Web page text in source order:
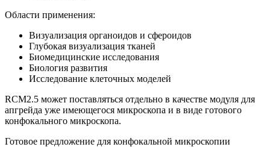
Области применения:
Визуализация органоидов и сфероидов
Глубокая визуализация тканей
Биомедицинские исследования
Биология развития
Исследование клеточных моделей
RCM2.5 может поставляться отдельно в качестве модуля для
апгрейда уже имеющегося микроскопа и в виде готового
конфокального микроскопа.
Готовое предложение для конфокальной микроскопии